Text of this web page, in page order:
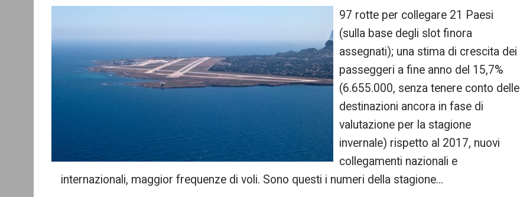
97 rotte per collegare 21 Paesi
(sulla base degli slot finora
assegnati); una stima di crescita dei
passeggeri a fine anno del 15,7%
(6.655.000, senza tenere conto delle
destinazioni ancora in fase di
valutazione per la stagione
invernale) rispetto al 2017, nuovi
collegamenti nazionali e
internazionali, maggior frequenze di voli. Sono questi i numeri della stagione…